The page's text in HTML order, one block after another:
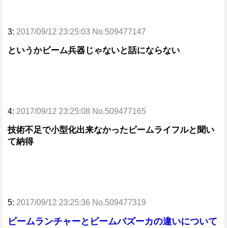
3: 2017/09/12 23:25:03 No.509477147
というかビーム兵器じゃないと話にならない
4: 2017/09/12 23:25:08 No.509477165
技術不足で小型化出来なかったビームライフルと聞い
て納得
5: 2017/09/12 23:25:36 No.509477319
ビームランチャーとビームバズーカの違いについて